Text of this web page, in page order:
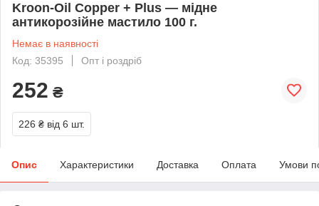
Kroon-Oil Copper + Plus — мідне
антикорозійне мастило 100 г.
Немає в наявності
Код: 35395
Опт і роздріб
252 ₴
226 ₴ від 6 шт.
Опис Характеристики Доставка Оплата Умови